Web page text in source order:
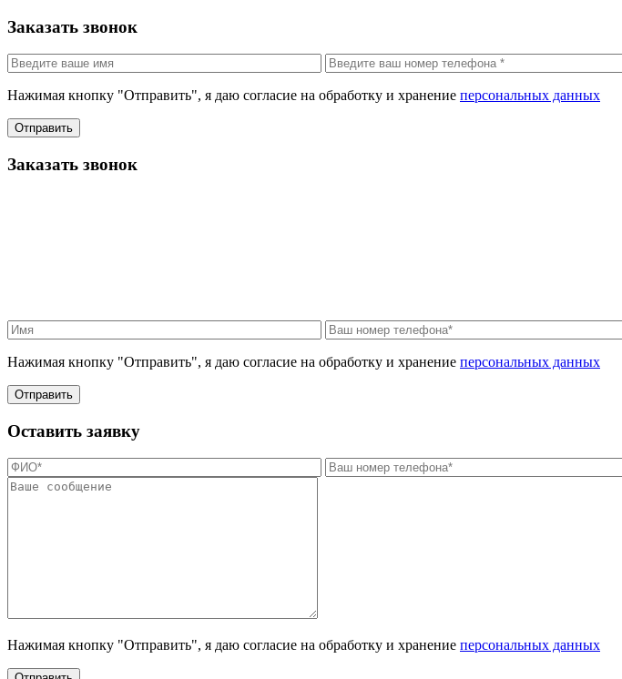
Заказать звонок
Нажимая кнопку "Отправить", я даю согласие на обработку и хранение персональных данных
Отправить
Заказать звонок
Нажимая кнопку "Отправить", я даю согласие на обработку и хранение персональных данных
Отправить
Оставить заявку
Нажимая кнопку "Отправить", я даю согласие на обработку и хранение персональных данных